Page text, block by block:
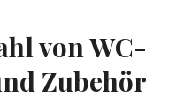
von WC-
Zubehör